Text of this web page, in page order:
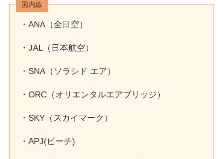
国内線
・ANA（全日空）
・JAL（日本航空）
・SNA（ソラシド エア）
・ORC（オリエンタルエアブリッジ）
・SKY（スカイマーク）
・APJ(ピーチ)